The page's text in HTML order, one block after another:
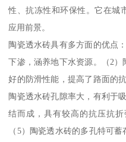
性、抗冻性和环保性。它在城
应用前景。
陶瓷透水砖具有多方面的优点
下渗，涵养地下水资源。（2
好的防滑性能，提高了路面的
陶瓷透水砖孔隙率大，有利于
结而成，具有较高的抗压抗
（5）陶瓷透水砖的多孔特可